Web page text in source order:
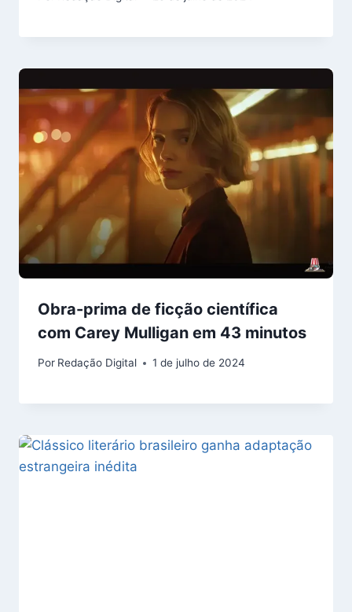
Obra-prima de ficção científica
com Carey Mulligan em 43 minutos
Por Redação Digital 1 de julho de 2024